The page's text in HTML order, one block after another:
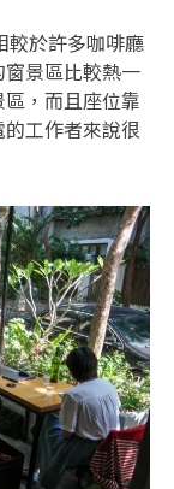
較於許多咖啡廳
景區比較熱一
，而且座位靠
工作者來說很